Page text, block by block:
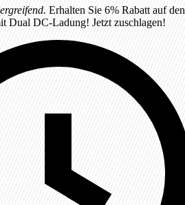
Erhalten Sie 6% Rabatt auf den
Dual DC-Ladung! Jetzt zuschlagen!